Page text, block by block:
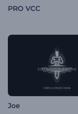
PRO VCC
Joe